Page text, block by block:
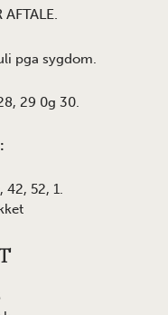
pga sygdom.
29 0g 30.
42, 52, 1.